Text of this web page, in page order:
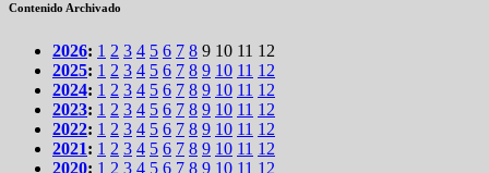
Contenido Archivado
2026: 1 2 3 4 5 6 7 8 9 10 11 12
2025: 1 2 3 4 5 6 7 8 9 10 11 12
2024: 1 2 3 4 5 6 7 8 9 10 11 12
2023: 1 2 3 4 5 6 7 8 9 10 11 12
2022: 1 2 3 4 5 6 7 8 9 10 11 12
2021: 1 2 3 4 5 6 7 8 9 10 11 12
2020: 1 2 3 4 5 6 7 8 9 10 11 12